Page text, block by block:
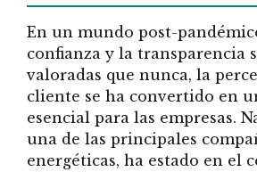
En un mundo post-
confianza y la transparencia
valoradas que nunca, la
cliente se ha convertido en
esencial para las empresas.
una de las principales
energéticas, ha estado en el